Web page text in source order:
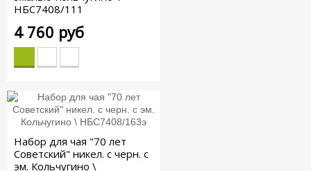
НБС7408/111
4 760 руб
Набор для чая "70 лет
Советский" никел. с черн. с
эм. Кольчугино \